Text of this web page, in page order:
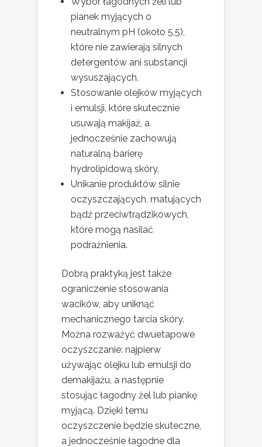
pianek myjących o
neutralnym pH (około 5,5),
które nie zawierają silnych
detergentów ani substancji
wysuszających.
Stosowanie olejków myjących
i emulsji, które skutecznie
usuwają makijaż, a
jednocześnie zachowują
naturalną barierę
hydrolipidową skóry.
Unikanie produktów silnie
oczyszczających, matujących
bądź przeciwtrądzikowych,
które mogą nasilać
podrażnienia.
Dobrą praktyką jest także
ograniczenie stosowania
wacików, aby uniknąć
mechanicznego tarcia skóry.
Można rozważyć dwuetapowe
oczyszczanie: najpierw
używając olejku lub emulsji do
demakijażu, a następnie
stosując łagodny żel lub piankę
myjącą. Dzięki temu
oczyszczenie będzie skuteczne,
a jednocześnie łagodne dla